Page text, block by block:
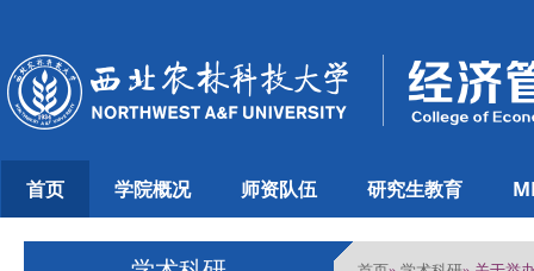
首页 学院概况 师资队伍 研究生教育